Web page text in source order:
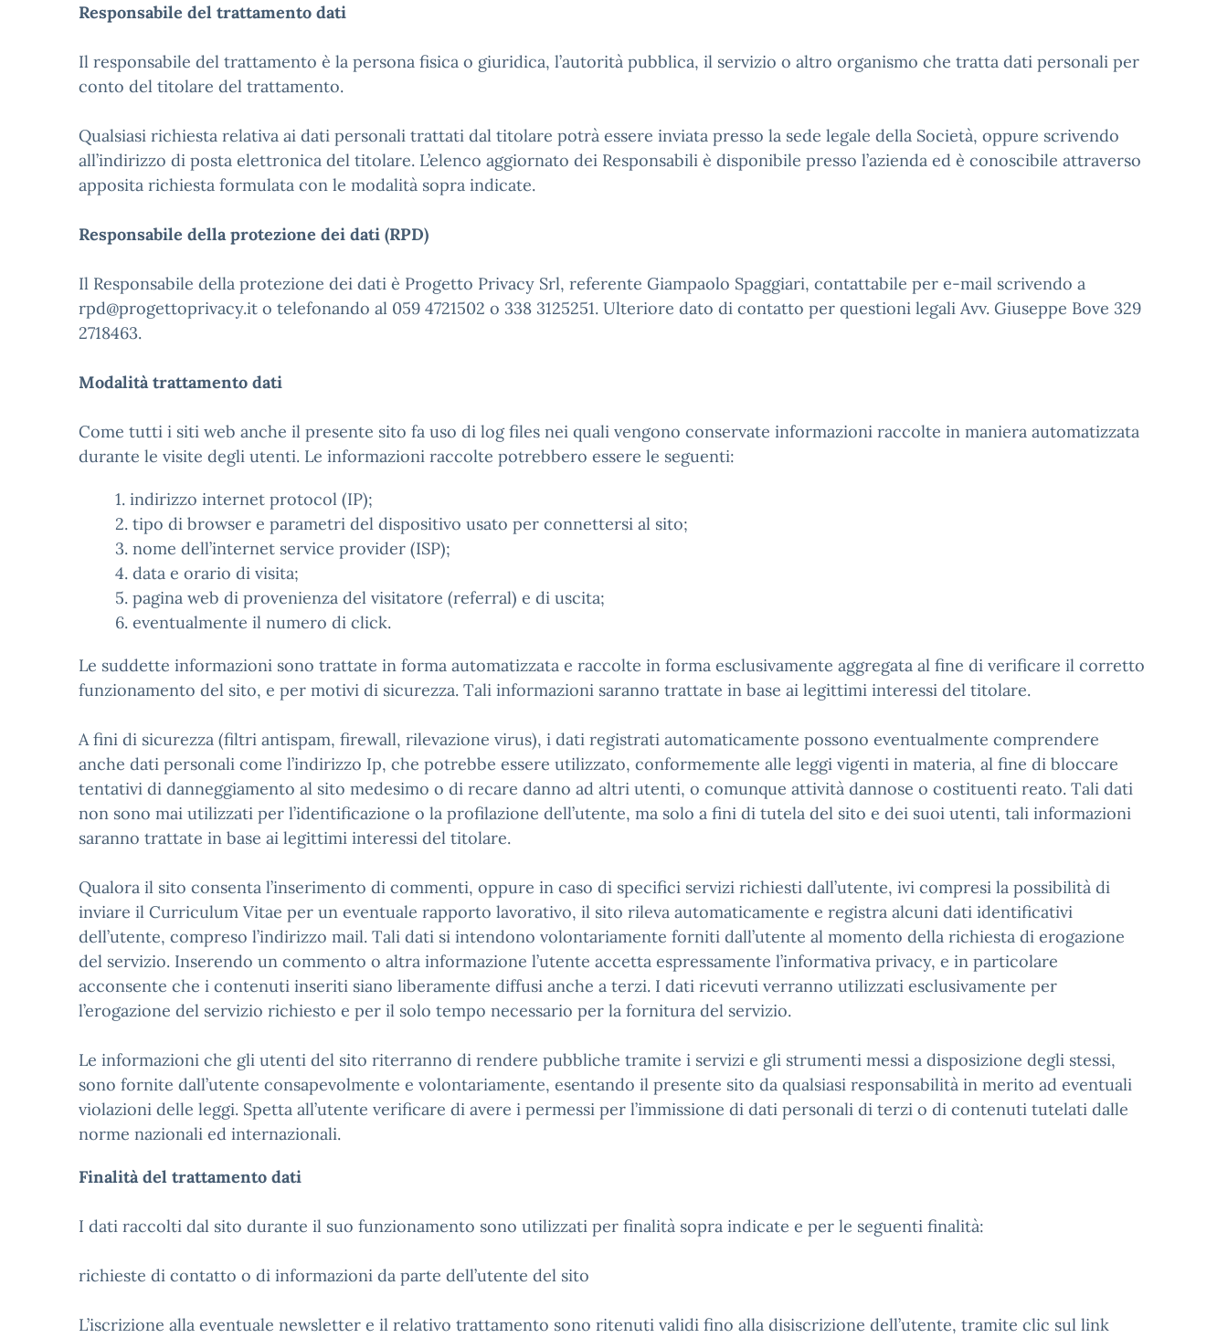
Responsabile del trattamento dati
Il responsabile del trattamento è la persona fisica o giuridica, l’autorità pubblica, il servizio o altro organismo che tratta dati personali per
conto del titolare del trattamento.
Qualsiasi richiesta relativa ai dati personali trattati dal titolare potrà essere inviata presso la sede legale della Società, oppure scrivendo
all’indirizzo di posta elettronica del titolare. L’elenco aggiornato dei Responsabili è disponibile presso l’azienda ed è conoscibile attraverso
apposita richiesta formulata con le modalità sopra indicate.
Responsabile della protezione dei dati (RPD)
Il Responsabile della protezione dei dati è Progetto Privacy Srl, referente Giampaolo Spaggiari, contattabile per e-mail scrivendo a
rpd@progettoprivacy.it o telefonando al 059 4721502 o 338 3125251. Ulteriore dato di contatto per questioni legali Avv. Giuseppe Bove 329
2718463.
Modalità trattamento dati
Come tutti i siti web anche il presente sito fa uso di log files nei quali vengono conservate informazioni raccolte in maniera automatizzata
durante le visite degli utenti. Le informazioni raccolte potrebbero essere le seguenti:
1. indirizzo internet protocol (IP);
2. tipo di browser e parametri del dispositivo usato per connettersi al sito;
3. nome dell’internet service provider (ISP);
4. data e orario di visita;
5. pagina web di provenienza del visitatore (referral) e di uscita;
6. eventualmente il numero di click.
Le suddette informazioni sono trattate in forma automatizzata e raccolte in forma esclusivamente aggregata al fine di verificare il corretto
funzionamento del sito, e per motivi di sicurezza. Tali informazioni saranno trattate in base ai legittimi interessi del titolare.
A fini di sicurezza (filtri antispam, firewall, rilevazione virus), i dati registrati automaticamente possono eventualmente comprendere
anche dati personali come l’indirizzo Ip, che potrebbe essere utilizzato, conformemente alle leggi vigenti in materia, al fine di bloccare
tentativi di danneggiamento al sito medesimo o di recare danno ad altri utenti, o comunque attività dannose o costituenti reato. Tali dati
non sono mai utilizzati per l’identificazione o la profilazione dell’utente, ma solo a fini di tutela del sito e dei suoi utenti, tali informazioni
saranno trattate in base ai legittimi interessi del titolare.
Qualora il sito consenta l’inserimento di commenti, oppure in caso di specifici servizi richiesti dall’utente, ivi compresi la possibilità di
inviare il Curriculum Vitae per un eventuale rapporto lavorativo, il sito rileva automaticamente e registra alcuni dati identificativi
dell’utente, compreso l’indirizzo mail. Tali dati si intendono volontariamente forniti dall’utente al momento della richiesta di erogazione
del servizio. Inserendo un commento o altra informazione l’utente accetta espressamente l’informativa privacy, e in particolare
acconsente che i contenuti inseriti siano liberamente diffusi anche a terzi. I dati ricevuti verranno utilizzati esclusivamente per
l’erogazione del servizio richiesto e per il solo tempo necessario per la fornitura del servizio.
Le informazioni che gli utenti del sito riterranno di rendere pubbliche tramite i servizi e gli strumenti messi a disposizione degli stessi,
sono fornite dall’utente consapevolmente e volontariamente, esentando il presente sito da qualsiasi responsabilità in merito ad eventuali
violazioni delle leggi. Spetta all’utente verificare di avere i permessi per l’immissione di dati personali di terzi o di contenuti tutelati dalle
norme nazionali ed internazionali.
Finalità del trattamento dati
I dati raccolti dal sito durante il suo funzionamento sono utilizzati per finalità sopra indicate e per le seguenti finalità:
richieste di contatto o di informazioni da parte dell’utente del sito
L’iscrizione alla eventuale newsletter e il relativo trattamento sono ritenuti validi fino alla disiscrizione dell’utente, tramite clic sul link